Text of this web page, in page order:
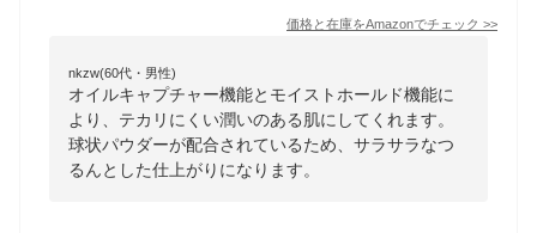
価格と在庫をAmazonでチェック >>
nkzw(60代・男性)
オイルキャプチャー機能とモイストホールド機能に
より、テカリにくい潤いのある肌にしてくれます。
球状パウダーが配合されているため、サラサラなつ
るんとした仕上がりになります。